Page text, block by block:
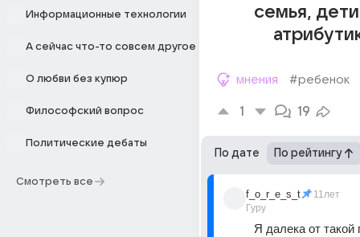
Информационные технологии
А сейчас что-то совсем другое
О любви без купюр
Философский вопрос
Политические дебаты
Смотреть все
семья,
мнения #ребенок
1 19
По дате По рейтингу
f_o_r_e_s_t
Гуру
11лет
Я далека от такой